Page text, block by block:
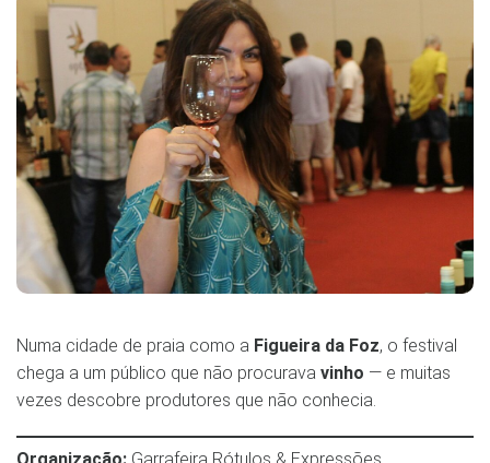
Numa cidade de praia como a Figueira da Foz, o festival
chega a um público que não procurava vinho — e muitas
vezes descobre produtores que não conhecia.